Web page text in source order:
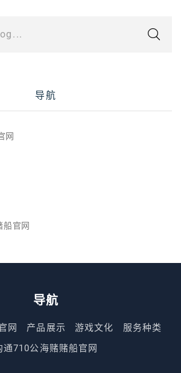
导航
网
船官网
导航
网 产品展示 游戏文化
服务种类
通710公海赌赌船官网